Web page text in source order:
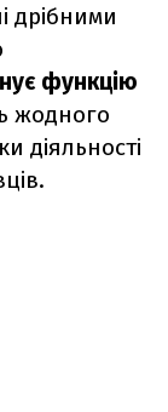
дрібними
функцію
жодного
діяльності